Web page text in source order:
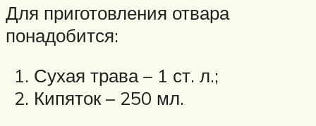
Для приготовления отвара
понадобится:
Сухая трава – 1 ст. л.;
Кипяток – 250 мл.